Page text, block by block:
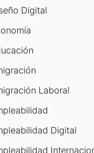
Digital
Laboral
Digital